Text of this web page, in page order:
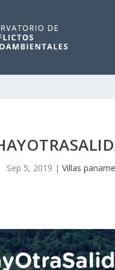
Sep 5, 2019 |Villas